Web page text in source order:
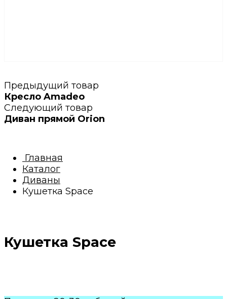
Предыдущий товар
Кресло Amadeo
Следующий товар
Диван прямой Orion
Главная
Каталог
Диваны
Кушетка Space
Кушетка Space